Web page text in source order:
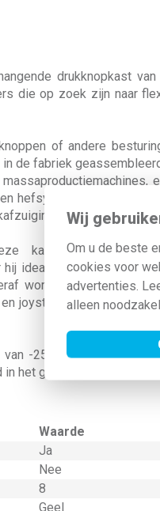
Wij
Om u de beste
cookies voor
advertenties.
alleen
drukknopkast van
die op zoek zijn naar
of andere
de fabriek
hefsystemenindustrie,
kast stootvast,
ideaal is voor gebruik
worden uitgerust met
joysticks uit de
-25°C tot 70°C biedt
het gebruik van het
Waarde
Ja
Nee
8
Geel